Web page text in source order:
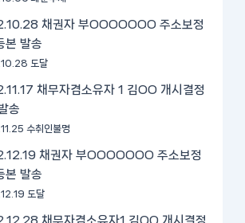
채권자 부OOOOOOO 주소보정
본 발송
도달
채무자겸소유자 1 김OO 개시결정
송
수취인불명
채권자 부OOOOOOO 주소보정
본 발송
도달
채무자겸소유자1 김OO 개시결정